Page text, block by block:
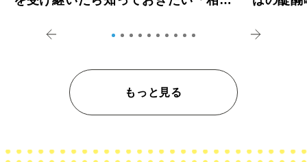
もっと見る